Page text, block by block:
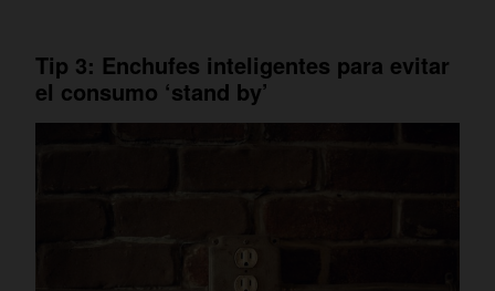
Tip 3: Enchufes inteligentes para evitar
el consumo ‘stand by’